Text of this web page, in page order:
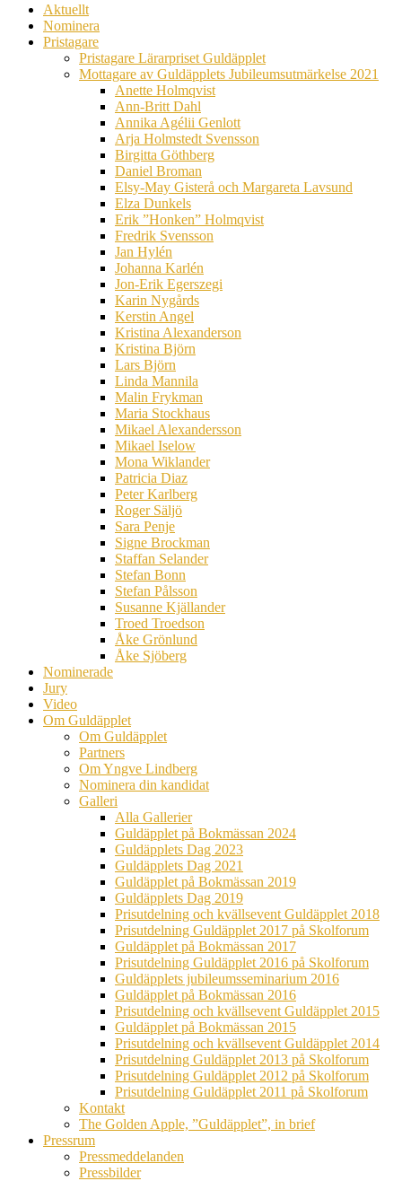
Aktuellt
Nominera
Pristagare
Pristagare Lärarpriset Guldäpplet
Mottagare av Guldäpplets Jubileumsutmärkelse 2021
Anette Holmqvist
Ann-Britt Dahl
Annika Agélii Genlott
Arja Holmstedt Svensson
Birgitta Göthberg
Daniel Broman
Elsy-May Gisterå och Margareta Lavsund
Elza Dunkels
Erik ”Honken” Holmqvist
Fredrik Svensson
Jan Hylén
Johanna Karlén
Jon-Erik Egerszegi
Karin Nygårds
Kerstin Angel
Kristina Alexanderson
Kristina Björn
Lars Björn
Linda Mannila
Malin Frykman
Maria Stockhaus
Mikael Alexandersson
Mikael Iselow
Mona Wiklander
Patricia Diaz
Peter Karlberg
Roger Säljö
Sara Penje
Signe Brockman
Staffan Selander
Stefan Bonn
Stefan Pålsson
Susanne Kjällander
Troed Troedson
Åke Grönlund
Åke Sjöberg
Nominerade
Jury
Video
Om Guldäpplet
Om Guldäpplet
Partners
Om Yngve Lindberg
Nominera din kandidat
Galleri
Alla Gallerier
Guldäpplet på Bokmässan 2024
Guldäpplets Dag 2023
Guldäpplets Dag 2021
Guldäpplet på Bokmässan 2019
Guldäpplets Dag 2019
Prisutdelning och kvällsevent Guldäpplet 2018
Prisutdelning Guldäpplet 2017 på Skolforum
Guldäpplet på Bokmässan 2017
Prisutdelning Guldäpplet 2016 på Skolforum
Guldäpplets jubileumsseminarium 2016
Guldäpplet på Bokmässan 2016
Prisutdelning och kvällsevent Guldäpplet 2015
Guldäpplet på Bokmässan 2015
Prisutdelning och kvällsevent Guldäpplet 2014
Prisutdelning Guldäpplet 2013 på Skolforum
Prisutdelning Guldäpplet 2012 på Skolforum
Prisutdelning Guldäpplet 2011 på Skolforum
Kontakt
The Golden Apple, ”Guldäpplet”, in brief
Pressrum
Pressmeddelanden
Pressbilder